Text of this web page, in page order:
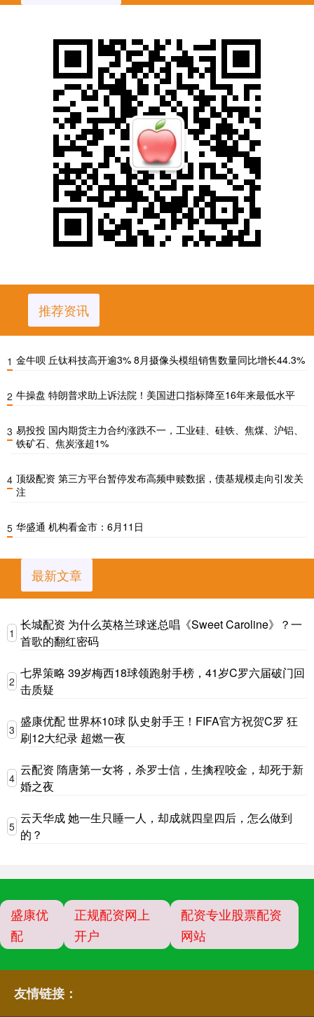
推荐资讯
1 金牛呗 丘钛科技高开逾3% 8月摄像头模组销售数量同比增长44.3%
2 牛操盘 特朗普求助上诉法院！美国进口指标降至16年来最低水平
3 易投投 国内期货主力合约涨跌不一，工业硅、硅铁、焦煤、沪铝、
铁矿石、焦炭涨超1%
4 顶级配资 第三方平台暂停发布高频申赎数据，债基规模走向引发关
注
5 华盛通 机构看金市：6月11日
最新文章
1
长城配资 为什么英格兰球迷总唱《Sweet Caroline》？一
首歌的翻红密码
2
七界策略 39岁梅西18球领跑射手榜，41岁C罗六届破门回
击质疑
3
盛康优配 世界杯10球 队史射手王！FIFA官方祝贺C罗 狂
刷12大纪录 超燃一夜
4
云配资 隋唐第一女将，杀罗士信，生擒程咬金，却死于新
婚之夜
5
云天华成 她一生只睡一人，却成就四皇四后，怎么做到
的？
盛康优
配
正规配资网上
开户
配资专业股票配资
网站
友情链接：